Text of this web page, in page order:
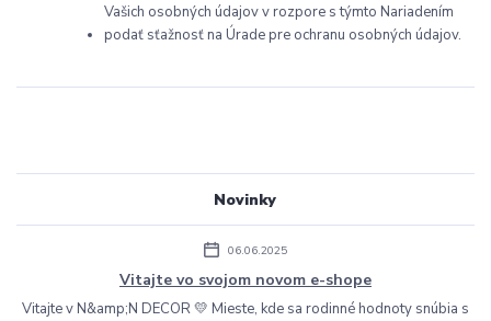
Novinky
06.06.2025
Vitajte vo svojom novom e-shope
Vitajte v N&amp;N DECOR 💛 Mieste, kde sa rodinné hodnoty snúbia s
Vašich osobných údajov v rozpore s týmto Nariadením
podať sťažnosť na Úrade pre ochranu osobných údajov.